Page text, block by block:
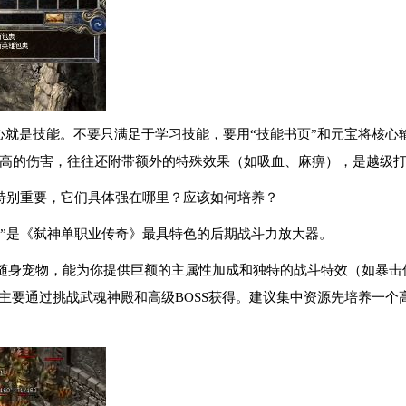
是技能。不要只满足于学习技能，要用“技能书页”和元宝将核
的伤害，往往还附带额外的特殊效果（如吸血、麻痹），是越级
别重要，它们具体强在哪里？应该如何培养？
《弑神单职业传奇》最具特色的后期战斗力放大器。
身宠物，能为你提供巨额的主属性加成和独特的战斗特效（如暴击
要通过挑战武魂神殿和高级BOSS获得。建议集中资源先培养一